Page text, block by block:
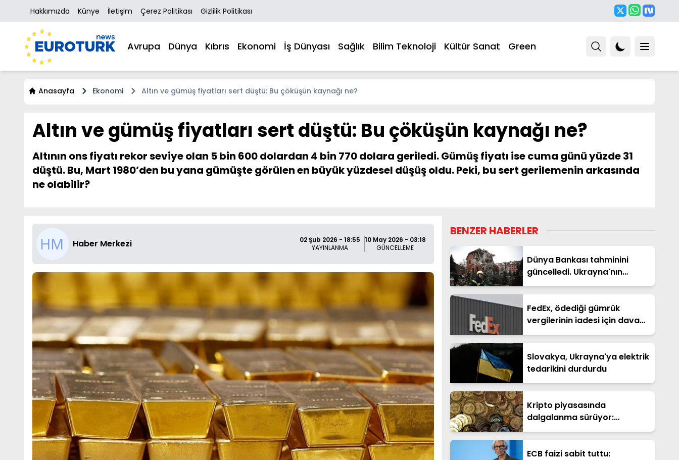
Hakkımızda Künye İletişim Çerez Politikası Gizlilik Politikası
Avrupa Dünya Kıbrıs Ekonomi İş Dünyası Sağlık Bilim Teknoloji Kültür Sanat Green
Anasayfa Ekonomi Altın ve gümüş fiyatları sert düştü: Bu çöküşün kaynağı ne?
Altın ve gümüş fiyatları sert düştü: Bu çöküşün kaynağı ne?
Altının ons fiyatı rekor seviye olan 5 bin 600 dolardan 4 bin 770 dolara geriledi. Gümüş fiyatı ise cuma günü yüzde 31
düştü. Bu, Mart 1980’den bu yana gümüşte görülen en büyük yüzdesel düşüş oldu. Peki, bu sert gerilemenin arkasında
ne olabilir?
Haber Merkezi
02 Şub 2026 - 18:55
YAYINLANMA
10 May 2026 - 03:18
GÜNCELLEME
BENZER HABERLER
Dünya Bankası tahminini
güncelledi. Ukrayna'nın
yeniden inşasının maliyeti 588
FedEx, ödediği gümrük
vergilerinin iadesi için dava
açtı
Slovakya, Ukrayna'ya elektrik
tedarikini durdurdu
Kripto piyasasında
dalgalanma sürüyor:
Bitcoin'de haftalık kayıp
ECB faizi sabit tuttu: